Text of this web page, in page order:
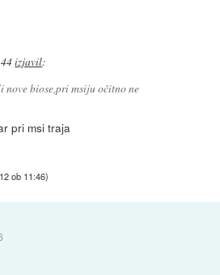
izjavil:
nove biose,pri msiju očitno ne
pri msi traja
ob 11:46)